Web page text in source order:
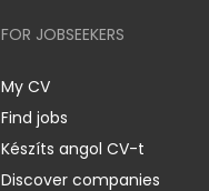
FOR JOBSEEKERS
My CV
Find jobs
Készíts angol CV-t
Discover companies